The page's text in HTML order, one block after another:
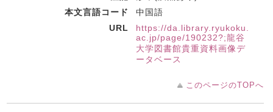
本文言語コード
中国語
URL
https://da.library.ryukoku.
ac.jp/page/190232?;龍谷
大学図書館貴重資料画像デ
ータベース
このページのTOPへ